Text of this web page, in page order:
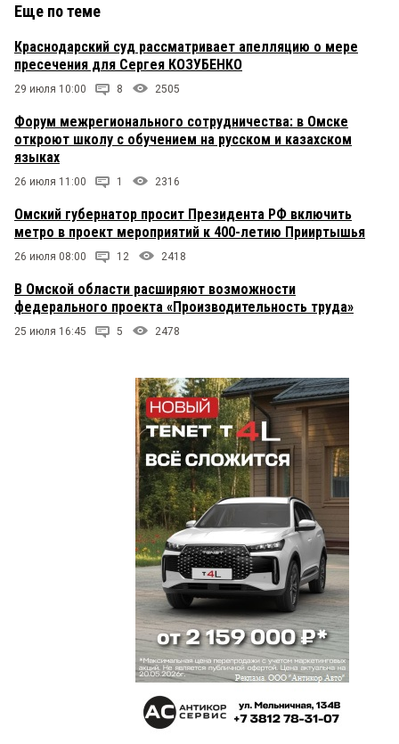
Еще по теме
Краснодарский суд рассматривает апелляцию о мере
пресечения для Сергея КОЗУБЕНКО
29 июля 10:00 8 2505
Форум межрегионального сотрудничества: в Омске
откроют школу с обучением на русском и казахском
языках
26 июля 11:00 1 2316
Омский губернатор просит Президента РФ включить
метро в проект мероприятий к 400-летию Прииртышья
26 июля 08:00 12 2418
В Омской области расширяют возможности
федерального проекта «Производительность труда»
25 июля 16:45 5 2478